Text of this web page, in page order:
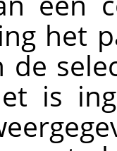
het
de
is